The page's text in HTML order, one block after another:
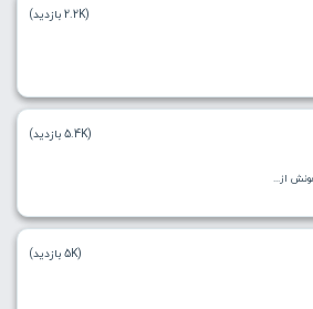
(2.2K بازدید)
از...
(5.4K بازدید)
(5K بازدید)